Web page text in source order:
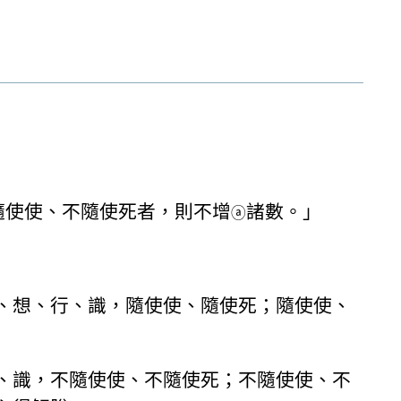
使使、不隨使死者，則不增ⓐ諸數。」
、行、識，隨使使、隨使死；隨使使、
識，不隨使使、不隨使死；不隨使使、不